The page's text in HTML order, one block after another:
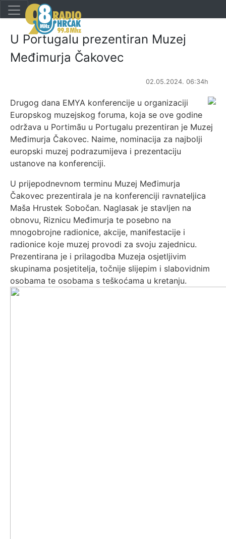
U Portugalu prezentiran Muzej
Međimurja Čakovec
02.05.2024. 06:34h
Drugog dana EMYA konferencije u organizaciji
Europskog muzejskog foruma, koja se ove godine
održava u Portimãu u Portugalu prezentiran je Muzej
Međimurja Čakovec. Naime, nominacija za najbolji
europski muzej podrazumijeva i prezentaciju
ustanove na konferenciji.
U prijepodnevnom terminu Muzej Međimurja
Čakovec prezentirala je na konferenciji ravnateljica
Maša Hrustek Sobočan. Naglasak je stavljen na
obnovu, Riznicu Međimurja te posebno na
mnogobrojne radionice, akcije, manifestacije i
radionice koje muzej provodi za svoju zajednicu.
Prezentirana je i prilagodba Muzeja osjetljivim
skupinama posjetitelja, točnije slijepim i slabovidnim
osobama te osobama s teškoćama u kretanju.